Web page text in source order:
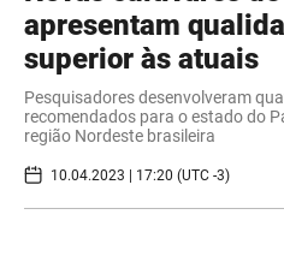
apresentam
superior às atuais
Pesquisadores desenvolveram
recomendados para o estado do
região Nordeste brasileira
10.04.2023 | 17:20 (UTC -3)